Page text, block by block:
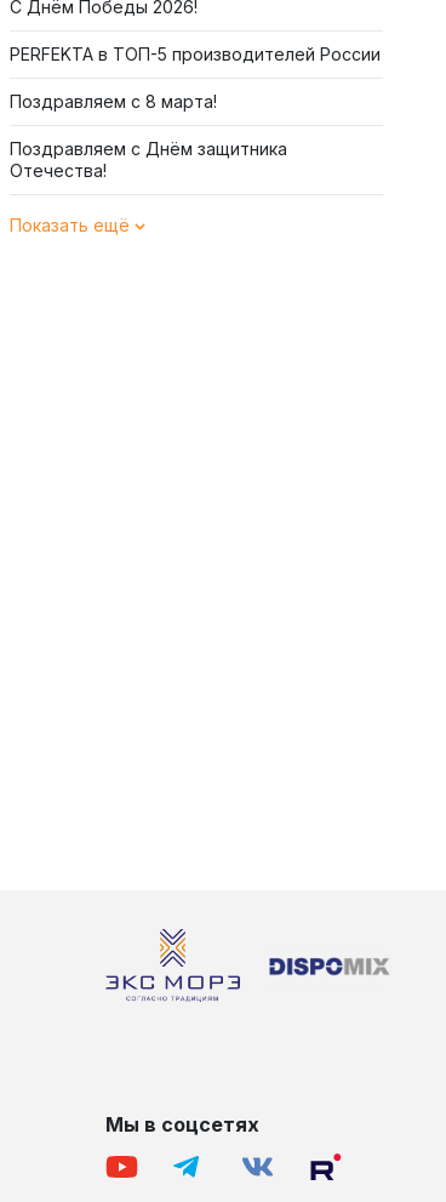
С Днём Победы 2026!
PERFEKTA в ТОП-5 производителей России
Поздравляем с 8 марта!
Поздравляем с Днём защитника
Отечества!
Показать ещё
Мы в соцсетях